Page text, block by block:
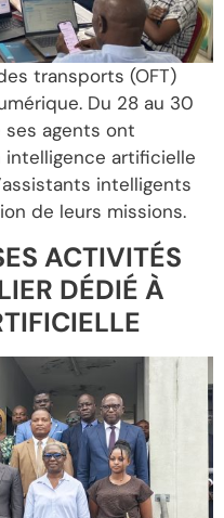
transports (OFT)
Du 28 au 30
agents ont
intelligence artificielle
intelligents
de leurs missions.
ACTIVITÉS
DÉDIÉ À